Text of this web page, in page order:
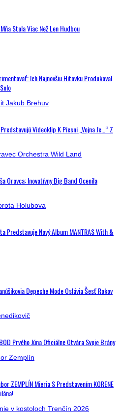
Stala Viac Než Len Hudbou
Ich Najnovšiu Hitovku Produkoval
Videoklip K Piesni „Vojna Je…“ Z
Oravca: Inovatívny Big Band Ocenila
Predstavuje Nový Album MANTRAS With &
Depeche Mode Oslávia Šesť Rokov
Prvého Júna Oficiálne Otvára Svoje Brány
ZEMPLÍN Mieria S Predstavením KORENE